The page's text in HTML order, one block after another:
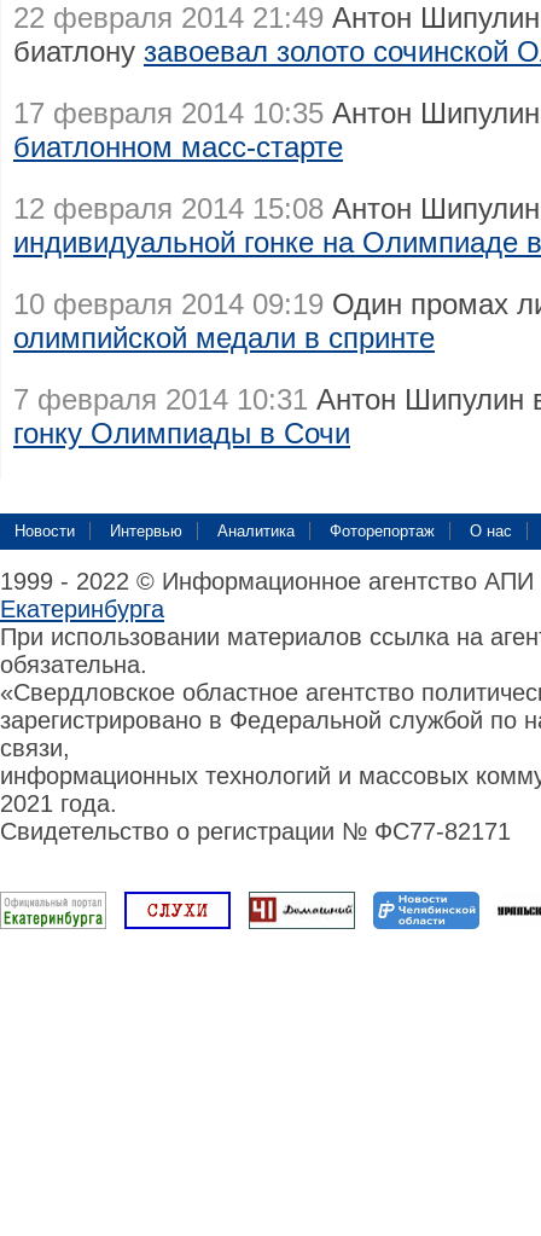
22 февраля 2014 21:49 Антон
биатлону завоевал золото сочинской
17 февраля 2014 10:35 Антон
биатлонном масс-старте
12 февраля 2014 15:08 Антон
индивидуальной гонке на Олимпиаде
10 февраля 2014 09:19 Один промах
олимпийской медали в спринте
7 февраля 2014 10:31 Антон Шипулин
гонку Олимпиады в Сочи
Новости Интервью Аналитика Фоторепортаж О нас
1999 - 2022 © Информационное агентство
Екатеринбурга
При использовании материалов ссылка на
обязательна.
«Свердловское областное агентство
зарегистрировано в Федеральной службой по
связи,
информационных технологий и массовых
2021 года.
Свидетельство о регистрации № ФС77-82171